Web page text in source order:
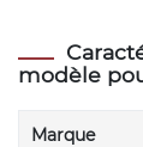
modèle
Marque